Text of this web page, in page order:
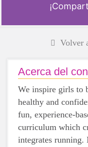
Volver
Acerca del
We inspire girls to
healthy and
fun, experience-
curriculum which
integrates